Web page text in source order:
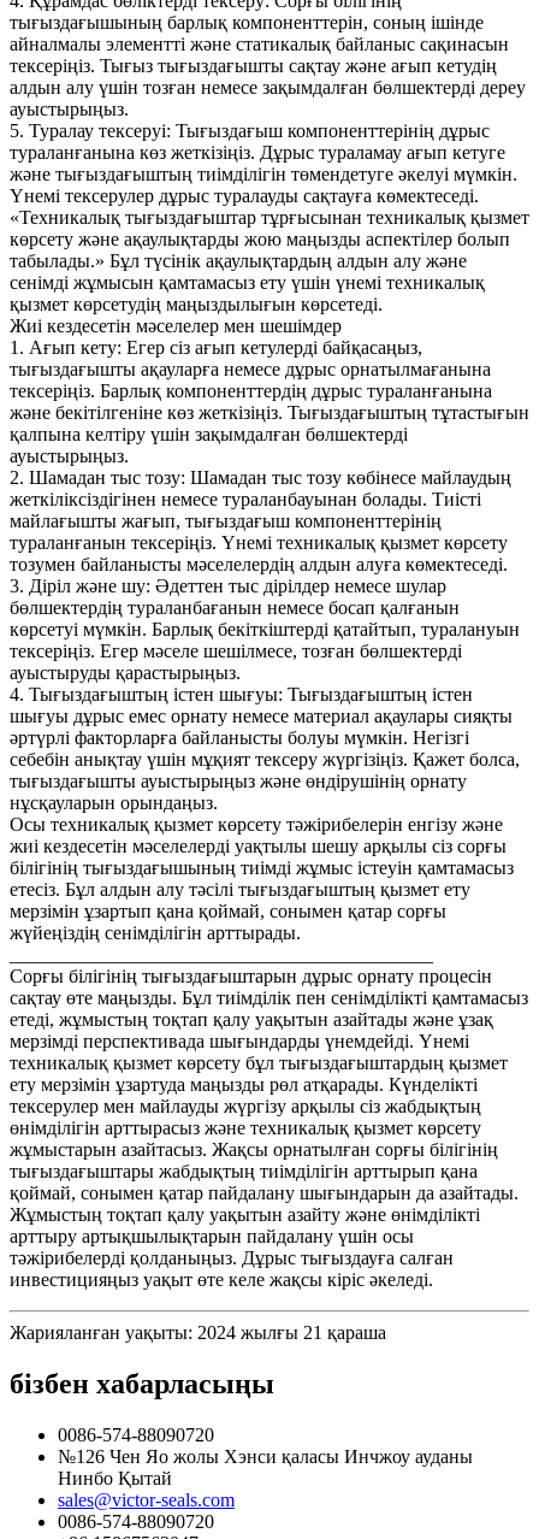
тығыздағышының барлық компоненттерін, соның ішінде
айналмалы элементті және статикалық байланыс сақинасын
тексеріңіз. Тығыз тығыздағышты сақтау және ағып кетудің
алдын алу үшін тозған немесе зақымдалған бөлшектерді дереу
ауыстырыңыз.
5. Туралау тексеруі: Тығыздағыш компоненттерінің дұрыс
тураланғанына көз жеткізіңіз. Дұрыс тураламау ағып кетуге
және тығыздағыштың тиімділігін төмендетуге әкелуі мүмкін.
Үнемі тексерулер дұрыс туралауды сақтауға көмектеседі.
«Техникалық тығыздағыштар тұрғысынан техникалық қызмет
көрсету және ақаулықтарды жою маңызды аспектілер болып
табылады.» Бұл түсінік ақаулықтардың алдын алу және
сенімді жұмысын қамтамасыз ету үшін үнемі техникалық
қызмет көрсетудің маңыздылығын көрсетеді.
Жиі кездесетін мәселелер мен шешімдер
1. Ағып кету: Егер сіз ағып кетулерді байқасаңыз,
тығыздағышты ақауларға немесе дұрыс орнатылмағанына
тексеріңіз. Барлық компоненттердің дұрыс тураланғанына
және бекітілгеніне көз жеткізіңіз. Тығыздағыштың тұтастығын
қалпына келтіру үшін зақымдалған бөлшектерді
ауыстырыңыз.
2. Шамадан тыс тозу: Шамадан тыс тозу көбінесе майлаудың
жеткіліксіздігінен немесе тураланбауынан болады. Тиісті
майлағышты жағып, тығыздағыш компоненттерінің
тураланғанын тексеріңіз. Үнемі техникалық қызмет көрсету
тозумен байланысты мәселелердің алдын алуға көмектеседі.
3. Діріл және шу: Әдеттен тыс дірілдер немесе шулар
бөлшектердің тураланбағанын немесе босап қалғанын
көрсетуі мүмкін. Барлық бекіткіштерді қатайтып, туралануын
тексеріңіз. Егер мәселе шешілмесе, тозған бөлшектерді
ауыстыруды қарастырыңыз.
4. Тығыздағыштың істен шығуы: Тығыздағыштың істен
шығуы дұрыс емес орнату немесе материал ақаулары сияқты
әртүрлі факторларға байланысты болуы мүмкін. Негізгі
себебін анықтау үшін мұқият тексеру жүргізіңіз. Қажет болса,
тығыздағышты ауыстырыңыз және өндірушінің орнату
нұсқауларын орындаңыз.
Осы техникалық қызмет көрсету тәжірибелерін енгізу және
жиі кездесетін мәселелерді уақтылы шешу арқылы сіз сорғы
білігінің тығыздағышының тиімді жұмыс істеуін қамтамасыз
етесіз. Бұл алдын алу тәсілі тығыздағыштың қызмет ету
мерзімін ұзартып қана қоймай, сонымен қатар сорғы
жүйеңіздің сенімділігін арттырады.
Сорғы білігінің тығыздағыштарын дұрыс орнату процесін
сақтау өте маңызды. Бұл тиімділік пен сенімділікті қамтамасыз
етеді, жұмыстың тоқтап қалу уақытын азайтады және ұзақ
мерзімді перспективада шығындарды үнемдейді. Үнемі
техникалық қызмет көрсету бұл тығыздағыштардың қызмет
ету мерзімін ұзартуда маңызды рөл атқарады. Күнделікті
тексерулер мен майлауды жүргізу арқылы сіз жабдықтың
өнімділігін арттырасыз және техникалық қызмет көрсету
жұмыстарын азайтасыз. Жақсы орнатылған сорғы білігінің
тығыздағыштары жабдықтың тиімділігін арттырып қана
қоймай, сонымен қатар пайдалану шығындарын да азайтады.
Жұмыстың тоқтап қалу уақытын азайту және өнімділікті
арттыру артықшылықтарын пайдалану үшін осы
тәжірибелерді қолданыңыз. Дұрыс тығыздауға салған
инвестицияңыз уақыт өте келе жақсы кіріс әкеледі.
Жарияланған уақыты: 2024 жылғы 21 қараша
бізбен хабарласыңы
0086-574-88090720
№126 Чен Яо жолы Хэнси қаласы Инчжоу ауданы
Нинбо Қытай
sales@victor-seals.com
0086-574-88090720